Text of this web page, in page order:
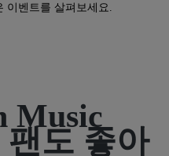
이벤트를 살펴보세요.
Music
도 좋아